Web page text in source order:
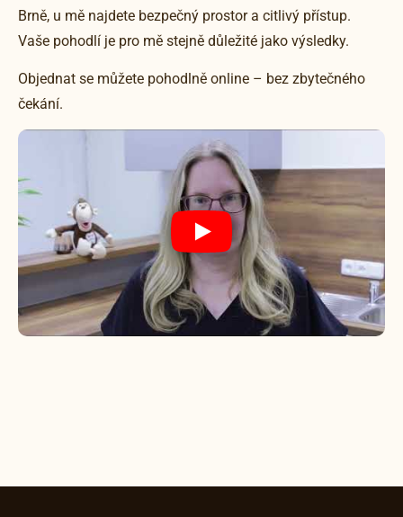
Brně, u mě najdete bezpečný prostor a citlivý přístup.
Vaše pohodlí je pro mě stejně důležité jako výsledky.
Objednat se můžete pohodlně online – bez zbytečného
čekání.